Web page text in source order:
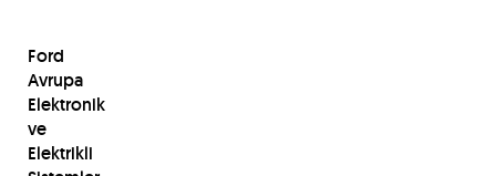
Ford
Avrupa
Elektronik
ve
Elektrikli